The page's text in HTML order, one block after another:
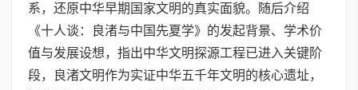
系，还原中华早期国家文明的真实面貌。随后介绍
《十人谈：良渚与中国先夏学》的发起背景、学术价
值与发展设想，指出中华文明探源工程已进入关键阶
段，良渚文明作为实证中华五千年文明的核心遗址，